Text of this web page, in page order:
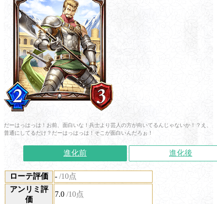
だーはっはっは！お前、面白いな！兵士より芸人の方が向いてるんじゃないか！？え、
普通にしてるだけ？だーはっはっは！そこが面白いんだろぉ！
進化前 進化後
ローテ評価 - /10点
アンリミ評
価
7.0 /10点